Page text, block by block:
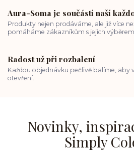
Aura-Soma je součástí naší
Produkty nejen prodáváme, ale již více
pomáháme zákazníkům s jejich výběrem.
Radost už při rozbalení
Každou objednávku pečlivě balíme, aby
otevření.
Novinky,
Simply